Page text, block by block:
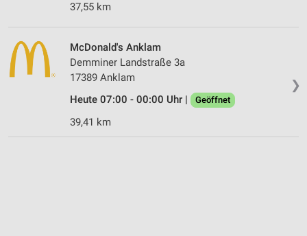
37,55 km
❯
McDonald's Anklam
Demminer Landstraße 3a
17389 Anklam
Heute 07:00 - 00:00 Uhr |
Geöffnet
39,41 km